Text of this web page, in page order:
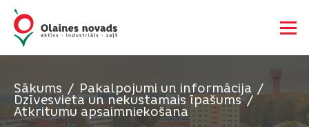
Sākums Pakalpojumi un informācija
Dzīvesvieta un nekustamais īpašums
Atkritumu apsaimniekošana